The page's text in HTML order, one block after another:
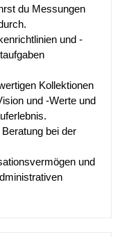
du Messungen
und -
Kollektionen
und -Werte und
bei der
und